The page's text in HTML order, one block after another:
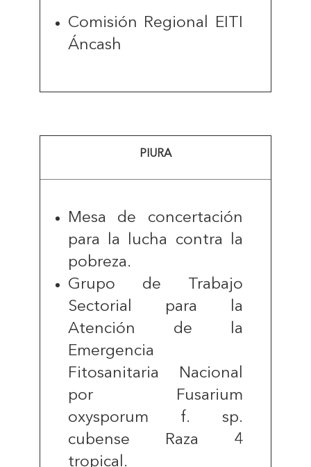
Comisión Regional EITI
Áncash
PIURA
Mesa de concertación
para la lucha contra la
pobreza.
Grupo de Trabajo
Sectorial para la
Atención de la
Emergencia
Fitosanitaria Nacional
por Fusarium
oxysporum f. sp.
cubense Raza 4
tropical.